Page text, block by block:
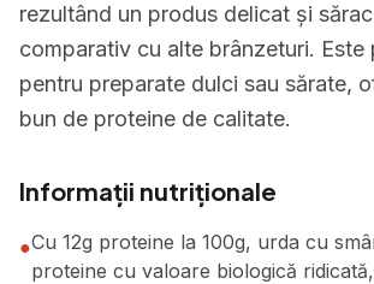
rezultând un produs delicat și
comparativ cu alte brânzeturi. Este
pentru preparate dulci sau sărate,
bun de proteine de calitate.
Informații nutriționale
●Cu 12g proteine la 100g, urda cu
proteine cu valoare biologică